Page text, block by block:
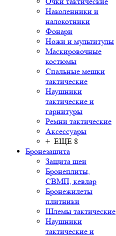
Наколенники и
налокотники
Фонари
Ножи и мультитулы
Маскировочные
костюмы
Спальные мешки
тактические
Наушники
тактические и
гарнитуры
Ремни тактические
Аксессуары
+ ЕЩЕ 8
Бронезащита
Защита шеи
Бронеплиты,
СВМП, кевлар
Бронежилеты
плитники
Шлемы тактические
Наушники
тактические и